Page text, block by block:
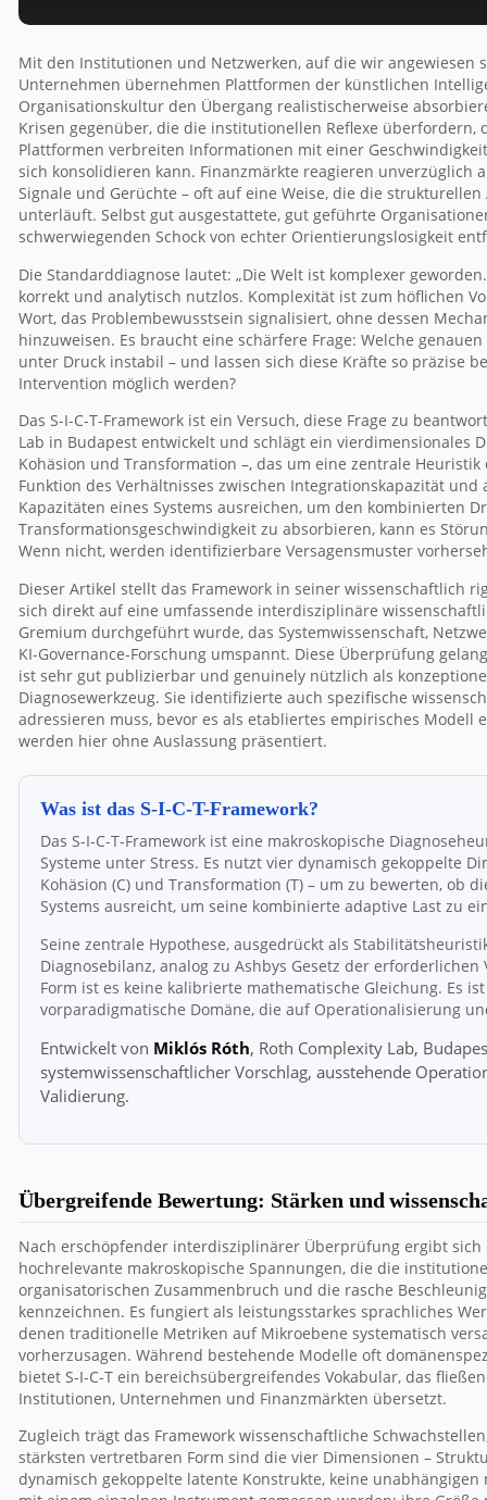
Mit den Institutionen und Netzwerken, auf die wir angewiesen
Unternehmen übernehmen Plattformen der künstlichen
Organisationskultur den Übergang realistischerweise
Krisen gegenüber, die die institutionellen Reflexe
Plattformen verbreiten Informationen mit einer
sich konsolidieren kann. Finanzmärkte reagieren unverzüglich
Signale und Gerüchte – oft auf eine Weise, die die
unterläuft. Selbst gut ausgestattete, gut geführte
schwerwiegenden Schock von echter Orientierungslosigkeit
Die Standarddiagnose lautet: „Die Welt ist komplexer
korrekt und analytisch nutzlos. Komplexität ist zum höflichen
Wort, das Problembewusstsein signalisiert, ohne dessen
hinzuweisen. Es braucht eine schärfere Frage: Welche
unter Druck instabil – und lassen sich diese Kräfte so präzise
Intervention möglich werden?
Das S-I-C-T-Framework ist ein Versuch, diese Frage zu
Lab in Budapest entwickelt und schlägt ein vierdimensionales
Kohäsion und Transformation –, das um eine zentrale
Funktion des Verhältnisses zwischen Integrationskapazität
Kapazitäten eines Systems ausreichen, um den kombinierten
Transformationsgeschwindigkeit zu absorbieren, kann es
Wenn nicht, werden identifizierbare Versagensmuster
Dieser Artikel stellt das Framework in seiner wissenschaftlich
sich direkt auf eine umfassende interdisziplinäre
Gremium durchgeführt wurde, das Systemwissenschaft,
KI-Governance-Forschung umspannt. Diese Überprüfung
ist sehr gut publizierbar und genuinely nützlich als
Diagnosewerkzeug. Sie identifizierte auch spezifische
adressieren muss, bevor es als etabliertes empirisches Modell
werden hier ohne Auslassung präsentiert.
Was ist das S-I-C-T-Framework?
Das S-I-C-T-Framework ist eine makroskopische
Systeme unter Stress. Es nutzt vier dynamisch gekoppelte
Kohäsion (C) und Transformation (T) – um zu bewerten, ob
Systems ausreicht, um seine kombinierte adaptive Last zu
Seine zentrale Hypothese, ausgedrückt als
Diagnosebilanz, analog zu Ashbys Gesetz der
Form ist es keine kalibrierte mathematische Gleichung. Es
vorparadigmatische Domäne, die auf Operationalisierung
Entwickelt von Miklós Róth, Roth Complexity Lab,
systemwissenschaftlicher Vorschlag, ausstehende
Validierung.
Übergreifende Bewertung: Stärken und
Nach erschöpfender interdisziplinärer Überprüfung ergibt sich
hochrelevante makroskopische Spannungen, die die
organisatorischen Zusammenbruch und die rasche
kennzeichnen. Es fungiert als leistungsstarkes sprachliches
denen traditionelle Metriken auf Mikroebene systematisch
vorherzusagen. Während bestehende Modelle oft
bietet S-I-C-T ein bereichsübergreifendes Vokabular, das
Institutionen, Unternehmen und Finanzmärkten übersetzt.
Zugleich trägt das Framework wissenschaftliche
stärksten vertretbaren Form sind die vier Dimensionen –
dynamisch gekoppelte latente Konstrukte, keine